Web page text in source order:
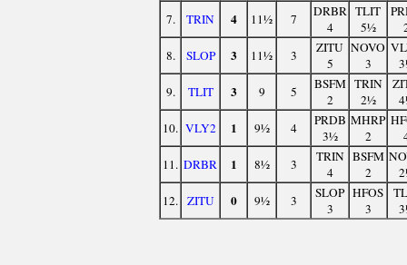
7.
TRIN 4 11½ 7
DRBR
4
TLIT
5½
8.
SLOP 3 11½ 3
ZITU
5
NOVO
3
9.
TLIT 3 9 5
BSFM
2
TRIN
2½
10. VLY2 1 9½ 4
PRDB
3½
MHRP
2
11. DRBR 1 8½ 3
TRIN
4
BSFM
2
12. ZITU 0 9½ 3
SLOP
3
HFOS
3